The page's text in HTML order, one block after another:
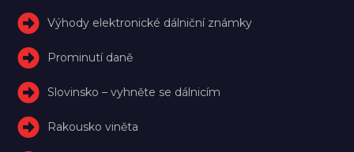
Výhody elektronické dálniční známky
Prominutí daně
Slovinsko – vyhněte se dálnicím
Rakousko viněta